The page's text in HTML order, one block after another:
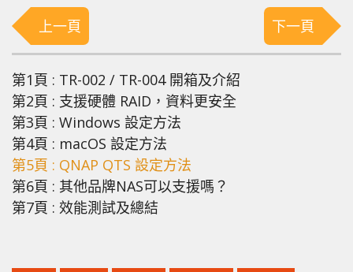
上一頁
下一頁
第1頁 : TR-002 / TR-004 開箱及介紹
第2頁 : 支援硬體 RAID，資料更安全
第3頁 : Windows 設定方法
第4頁 : macOS 設定方法
第5頁 : QNAP QTS 設定方法
第6頁 : 其他品牌NAS可以支援嗎？
第7頁 : 效能測試及總結